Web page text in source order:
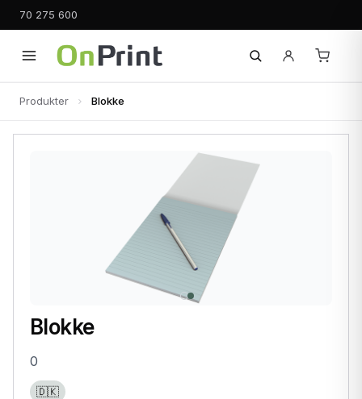
70 275 600
Produkter Blokke
Blokke
0
🇩🇰